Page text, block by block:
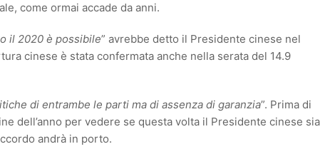
come ormai accade da anni.
il 2020 è possibile” avrebbe detto il Presidente cinese nel
cinese è stata confermata anche nella serata del 14.9
di entrambe le parti ma di assenza di garanzia”. Prima di
dell’anno per vedere se questa volta il Presidente cinese sia
andrà in porto.